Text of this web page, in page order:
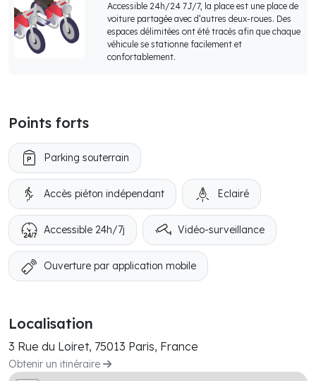
Accessible 24h/24 7J/7, la place est une place de
voiture partagée avec d’autres deux-roues. Des
espaces délimitées ont été tracés afin que chaque
véhicule se stationne facilement et
confortablement.
Points forts
Parking souterrain
Accès piéton indépendant Eclairé
Accessible 24h/7j Vidéo-surveillance
Ouverture par application mobile
Localisation
3 Rue du Loiret, 75013 Paris, France
Obtenir un itinéraire